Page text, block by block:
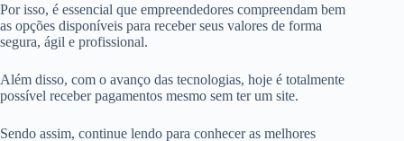
Por isso, é essencial que empreendedores compreendam bem
as opções disponíveis para receber seus valores de forma
segura, ágil e profissional.
Além disso, com o avanço das tecnologias, hoje é totalmente
possível receber pagamentos mesmo sem ter um site.
Sendo assim, continue lendo para conhecer as melhores